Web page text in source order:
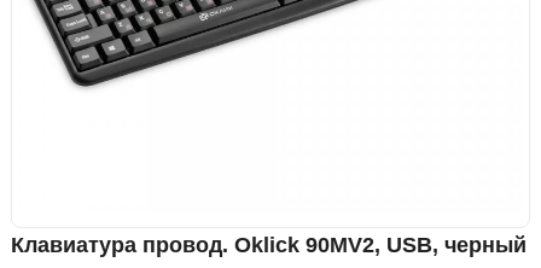
Клавиатура провод. Oklick 90MV2, USB, черный